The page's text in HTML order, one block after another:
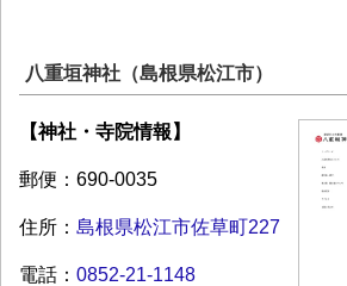
八重垣神社（島根県松江市）
【神社・寺院情報】
郵便：690-0035
住所： 島根県松江市佐草町227
電話： 0852-21-1148